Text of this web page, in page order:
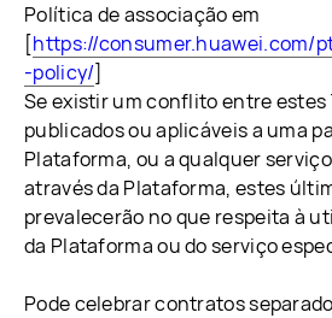
Política de associação em
[https://consumer.huawei.com/
-policy/]
Se existir um conflito entre estes
publicados ou aplicáveis a uma
Plataforma, ou a qualquer
através da Plataforma, estes
prevalecerão no que respeita à
da Plataforma ou do serviço
Pode celebrar contratos